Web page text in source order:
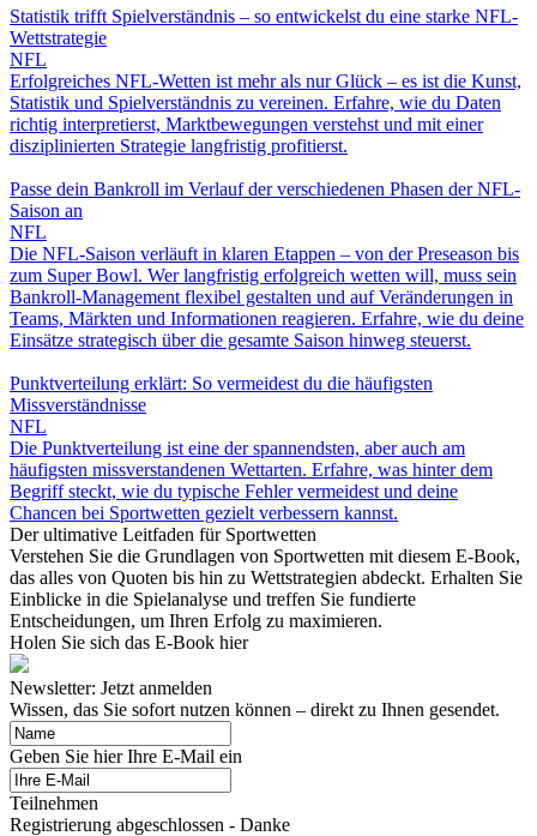
Statistik trifft Spielverständnis – so entwickelst du eine starke NFL-
Wettstrategie
NFL
Erfolgreiches NFL-Wetten ist mehr als nur Glück – es ist die Kunst,
Statistik und Spielverständnis zu vereinen. Erfahre, wie du Daten
richtig interpretierst, Marktbewegungen verstehst und mit einer
disziplinierten Strategie langfristig profitierst.
Passe dein Bankroll im Verlauf der verschiedenen Phasen der NFL-
Saison an
NFL
Die NFL-Saison verläuft in klaren Etappen – von der Preseason bis
zum Super Bowl. Wer langfristig erfolgreich wetten will, muss sein
Bankroll-Management flexibel gestalten und auf Veränderungen in
Teams, Märkten und Informationen reagieren. Erfahre, wie du deine
Einsätze strategisch über die gesamte Saison hinweg steuerst.
Punktverteilung erklärt: So vermeidest du die häufigsten
Missverständnisse
NFL
Die Punktverteilung ist eine der spannendsten, aber auch am
häufigsten missverstandenen Wettarten. Erfahre, was hinter dem
Begriff steckt, wie du typische Fehler vermeidest und deine
Chancen bei Sportwetten gezielt verbessern kannst.
Der ultimative Leitfaden für Sportwetten
Verstehen Sie die Grundlagen von Sportwetten mit diesem E-Book,
das alles von Quoten bis hin zu Wettstrategien abdeckt. Erhalten Sie
Einblicke in die Spielanalyse und treffen Sie fundierte
Entscheidungen, um Ihren Erfolg zu maximieren.
Holen Sie sich das E-Book hier
Newsletter: Jetzt anmelden
Wissen, das Sie sofort nutzen können – direkt zu Ihnen gesendet.
Geben Sie hier Ihre E-Mail ein
Teilnehmen
Registrierung abgeschlossen - Danke